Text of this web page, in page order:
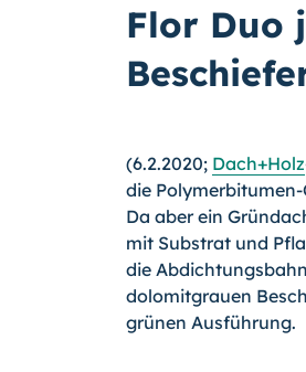
Flor Duo
(6.2.2020; Dach+Holz
die
Da aber ein
mit Substrat und
die
dolomitgrauen
grünen Ausführung.